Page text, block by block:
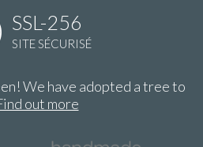
SSL-256
SITE SÉCURISÉ
We have adopted a tree to
out more